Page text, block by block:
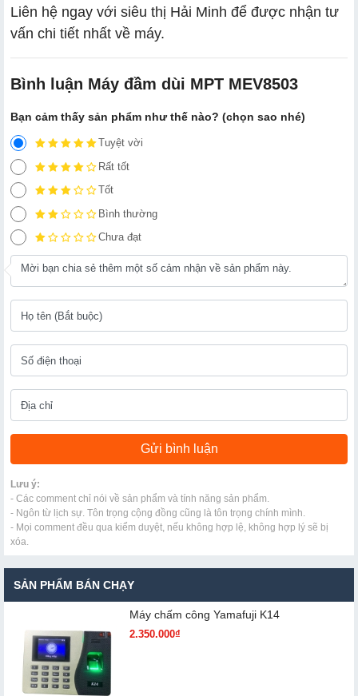
Liên hệ ngay với siêu thị Hải Minh để được nhận tư
vấn chi tiết nhất về máy.
Bình luận Máy đầm dùi MPT MEV8503
Bạn cảm thấy sản phẩm như thế nào? (chọn sao nhé)
Tuyệt vời
Rất tốt
Tốt
Bình thường
Chưa đạt
Lưu ý:
- Các comment chỉ nói về sản phẩm và tính năng sản phẩm.
- Ngôn từ lịch sự. Tôn trọng cộng đồng cũng là tôn trọng chính mình.
- Mọi comment đều qua kiểm duyệt, nếu không hợp lệ, không hợp lý sẽ bị
xóa.
SẢN PHẨM BÁN CHẠY
Máy chấm cô​ng Yamafuji K14
2.350.000₫